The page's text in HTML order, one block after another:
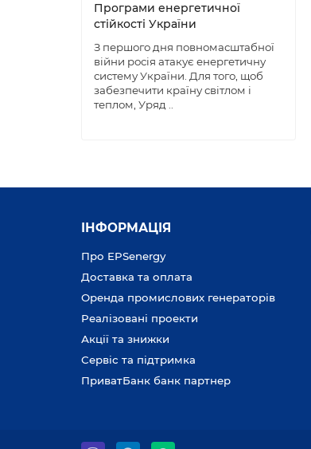
Програми енергетичної
стійкості України
З першого дня повномасштабної
війни росія атакує енергетичну
систему України. Для того, щоб
забезпечити країну світлом і
теплом, Уряд ..
ІНФОРМАЦІЯ
Про EPSenergy
Доставка та оплата
Оренда промислових генераторів
Реалізовані проекти
Акції та знижки
Сервіс та підтримка
ПриватБанк банк партнер